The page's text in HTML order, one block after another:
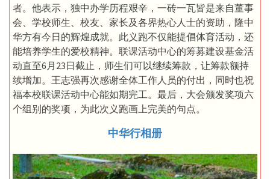
者。他表示，独中办学历程艰辛，一砖一瓦皆是来自董事
会、学校师生、校友、家长及各界热心人士的资助，隆中
华方有今日的辉煌成就。此义跑不仅能提倡体育活动，还
能培养学生的爱校精神。联课活动中心的筹募建设基金活
动直至6月23日截止，师生们可以继续筹款，让筹款额持
续增加。王志强再次感谢全体工作人员的付出，同时也祝
福本校联课活动中心能如期完工。最后，大会颁发奖项六
个组别的奖项，为此次义跑画上完美的句点。
中华行相册